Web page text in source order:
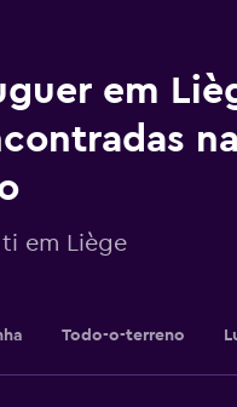
em
na
em Liège
Todo-o-terreno